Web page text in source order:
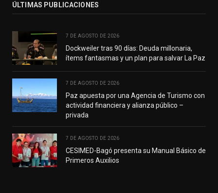
ÚLTIMAS PUBLICACIONES
7 DE AGOSTO DE 2026
Dockweiler tras 90 días: Deuda millonaria,
ítems fantasmas y un plan para salvar La Paz
7 DE AGOSTO DE 2026
Paz apuesta por una Agencia de Turismo con
actividad financiera y alianza público –
privada
7 DE AGOSTO DE 2026
CESIMED-Bagó presenta su Manual Básico de
Primeros Auxilios